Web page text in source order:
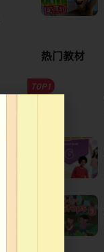
热门教材
TOP1